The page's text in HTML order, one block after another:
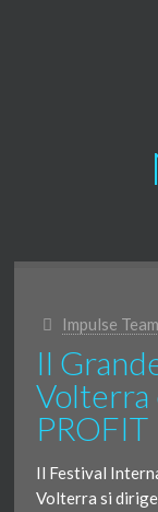
Impulse Team
Il
Volterra
PROFIT
Il Festival
Volterra si